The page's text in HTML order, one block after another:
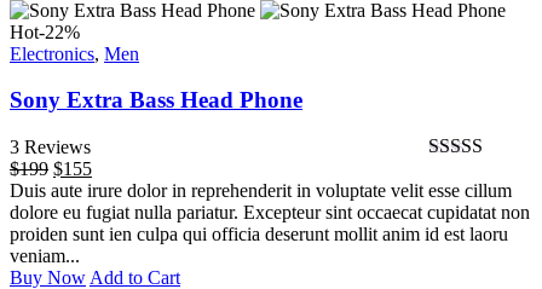
Hot-22%
Electronics, Men
Sony Extra Bass Head Phone
mit
3.00
von 5
3 Reviews
$199 Ursprünglicher
Preis
war:
$199
$155
Preis
ist:
$155.
Duis aute irure dolor in reprehenderit in voluptate velit esse cillum
dolore eu fugiat nulla pariatur. Excepteur sint occaecat cupidatat non
proiden sunt ien culpa qui officia deserunt mollit anim id est laoru
veniam...
Buy Now Add to Cart